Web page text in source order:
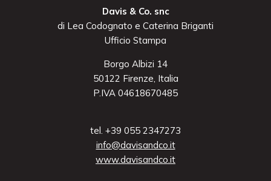
Davis & Co. snc
di Lea Codognato e Caterina Briganti
Ufficio Stampa
Borgo Albizi 14
50122 Firenze, Italia
P.IVA 04618670485
tel. +39 055 2347273
info@davisandco.it
www.davisandco.it